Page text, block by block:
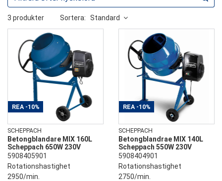
REA -10%
SCHEPPACH
Betongblandare MIX 160L
Scheppach 650W 230V
5908405901
Rotationshastighet
2950/min.
REA -10%
SCHEPPACH
Betongblandrae MIX 140L
Scheppach 550W 230V
5908404901
Rotationshastighet
2750/min.
3 produkter Sortera: Standard